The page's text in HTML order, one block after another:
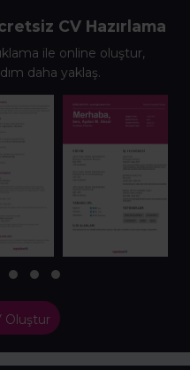
CV Hazırlama
ile online oluştur,
daha yaklaş.
Oluştur